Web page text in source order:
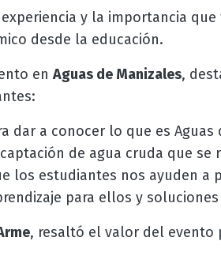
y la importancia
desde la educación.
en Aguas de Manizales,
dar a conocer lo que es Aguas
de agua cruda que se
los estudiantes nos ayuden a
para ellos y soluciones
, resaltó el valor del evento